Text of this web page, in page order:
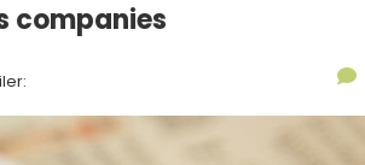
companies